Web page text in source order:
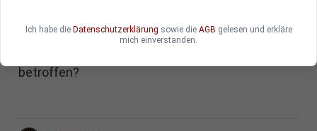
bekämpfen, riskiert die EU jedoch einen
Handelskonflikt mit den USA. Welche Branchen
betroffen?
Ich habe die Datenschutzerklärung sowie die AGB gelesen und erkläre
mich einverstanden.